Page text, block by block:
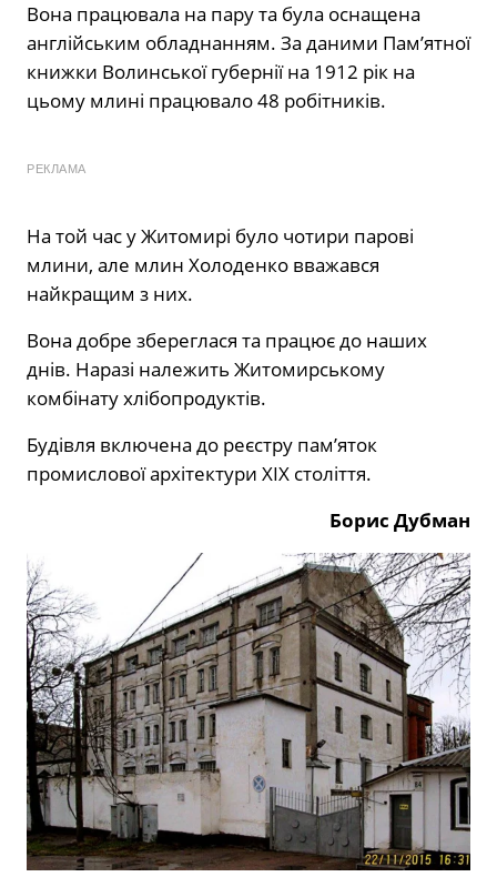
Вона працювала на пару та була оснащена
англійським обладнанням. За даними Пам’ятної
книжки Волинської губернії на 1912 рік на
цьому млині працювало 48 робітників.
РЕКЛАМА
На той час у Житомирі було чотири парові
млини, але млин Холоденко вважався
найкращим з них.
Вона добре збереглася та працює до наших
днів. Наразі належить Житомирському
комбінату хлібопродуктів.
Будівля включена до реєстру пам’яток
промислової архітектури XIX століття.
Борис Дубман